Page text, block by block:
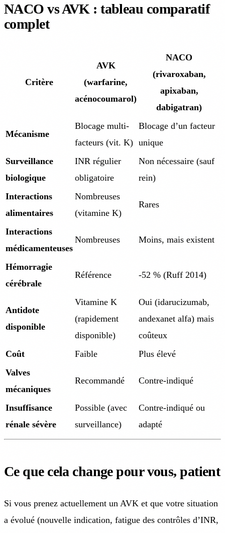
NACO vs AVK : tableau comparatif
complet
Critère
AVK
(warfarine,
acénocoumarol)
NACO
(rivaroxaban,
apixaban,
dabigatran)
Mécanisme
Blocage multi-
facteurs (vit. K)
Blocage d’un facteur
unique
Surveillance
biologique
INR régulier
obligatoire
Non nécessaire (sauf
rein)
Interactions
alimentaires
Nombreuses
(vitamine K)
Rares
Interactions
médicamenteuses
Nombreuses Moins, mais existent
Hémorragie
cérébrale
Référence -52 % (Ruff 2014)
Antidote
disponible
Vitamine K
(rapidement
disponible)
Oui (idarucizumab,
andexanet alfa) mais
coûteux
Coût
Faible
Plus élevé
Valves
mécaniques
Recommandé Contre-indiqué
Insuffisance
rénale sévère
Possible (avec
surveillance)
Contre-indiqué ou
adapté
Ce que cela change pour vous, patient
Si vous prenez actuellement un AVK et que votre situation
a évolué (nouvelle indication, fatigue des contrôles d’INR,